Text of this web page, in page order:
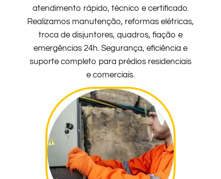
atendimento rápido, técnico e certificado.
Realizamos manutenção, reformas elétricas,
troca de disjuntores, quadros, fiação e
emergências 24h. Segurança, eficiência e
suporte completo para prédios residenciais
e comerciais.